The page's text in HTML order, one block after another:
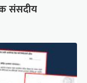
संसदीय